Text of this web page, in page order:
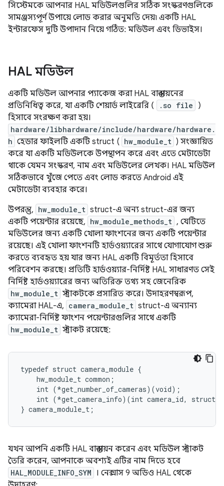
সিস্টেমকে আপনার HAL মডিউলগুলির সঠিক সংস্করণগুলিকে
সামঞ্জস্যপূর্ণ উপায়ে লোড করার অনুমতি দেয়৷ একটি HAL
ইন্টারফেস দুটি উপাদান নিয়ে গঠিত: মডিউল এবং ডিভাইস।
HAL মডিউল
একটি মডিউল আপনার প্যাকেজ করা HAL বাস্তবায়নের
প্রতিনিধিত্ব করে, যা একটি শেয়ার্ড লাইব্রেরি (
.so file
)
হিসাবে সংরক্ষণ করা হয়।
hardware/libhardware/include/hardware/hardware.
h হেডার ফাইলটি একটি struct ( hw_module_t ) সংজ্ঞায়িত
করে যা একটি মডিউলকে উপস্থাপন করে এবং এতে মেটাডেটা
থাকে যেমন সংস্করণ, নাম এবং মডিউলের লেখক। HAL মডিউল
সঠিকভাবে খুঁজে পেতে এবং লোড করতে Android এই
মেটাডেটা ব্যবহার করে।
উপরন্তু, hw_module_t struct-এ অন্য struct-এর জন্য
একটি পয়েন্টার রয়েছে, hw_module_methods_t , যেটিতে
মডিউলের জন্য একটি খোলা ফাংশনের জন্য একটি পয়েন্টার
রয়েছে। এই খোলা ফাংশনটি হার্ডওয়্যারের সাথে যোগাযোগ শুরু
করতে ব্যবহৃত হয় যার জন্য HAL একটি বিমূর্ততা হিসাবে
পরিবেশন করছে। প্রতিটি হার্ডওয়্যার-নির্দিষ্ট HAL সাধারণত সেই
নির্দিষ্ট হার্ডওয়্যারের জন্য অতিরিক্ত তথ্য সহ জেনেরিক
hw_module_t স্ট্রাকটকে প্রসারিত করে। উদাহরণস্বরূপ,
ক্যামেরা HAL-এ, camera_module_t struct-এ অন্যান্য
ক্যামেরা-নির্দিষ্ট ফাংশন পয়েন্টারগুলির সাথে একটি
hw_module_t স্ট্রাকট রয়েছে:
typedef struct camera_module {
    hw_module_t common;
    int (*get_number_of_cameras)(void);
int (*get_camera_info)(int camera_id, struct
যখন আপনি একটি HAL বাস্তবায়ন করেন এবং মডিউল স্ট্রাকট
তৈরি করেন, আপনাকে অবশ্যই এটির নাম দিতে হবে
HAL_MODULE_INFO_SYM
। নেক্সাস 9 অডিও HAL থেকে